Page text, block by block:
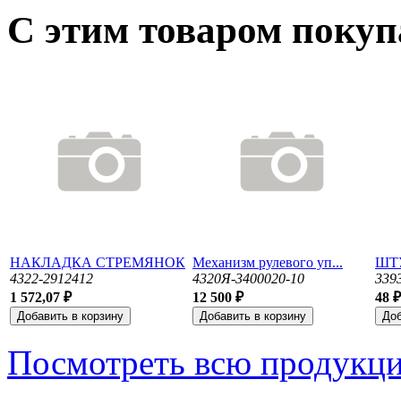
С этим товаром
НАКЛАДКА СТРЕМЯНОК
4322-2912412
1 572,07 ₽
Механизм рулевого уп...
4320Я-3400020-10
12 500 ₽
48 ₽
Посмотреть всю